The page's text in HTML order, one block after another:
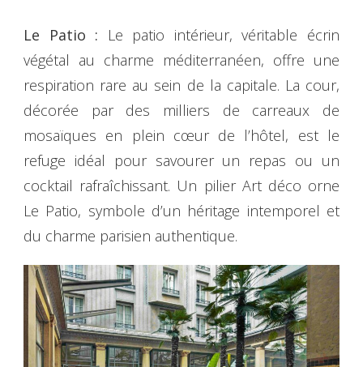
Le Patio : Le patio intérieur, véritable écrin
végétal au charme méditerranéen, offre une
respiration rare au sein de la capitale. La cour,
décorée par des milliers de carreaux de
mosaïques en plein cœur de l’hôtel, est le
refuge idéal pour savourer un repas ou un
cocktail rafraîchissant. Un pilier Art déco orne
Le Patio, symbole d’un héritage intemporel et
du charme parisien authentique.